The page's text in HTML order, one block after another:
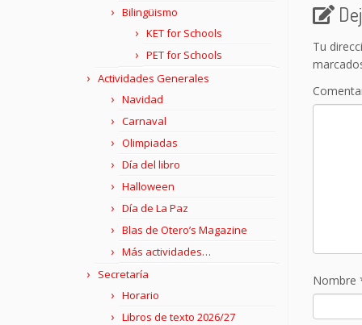
Bilingüismo
KET for Schools
PET for Schools
Actividades Generales
Navidad
Carnaval
Olimpiadas
Día del libro
Halloween
Día de La Paz
Blas de Otero’s Magazine
Más actividades…
Secretaría
Horario
Libros de texto 2026/27
Tu
Nombre